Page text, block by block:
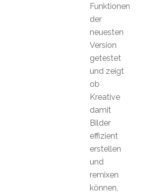
Funktionen
der
neuesten
Version
getestet
und zeigt
ob
Kreative
damit
Bilder
effizient
erstellen
und
remixen
können,